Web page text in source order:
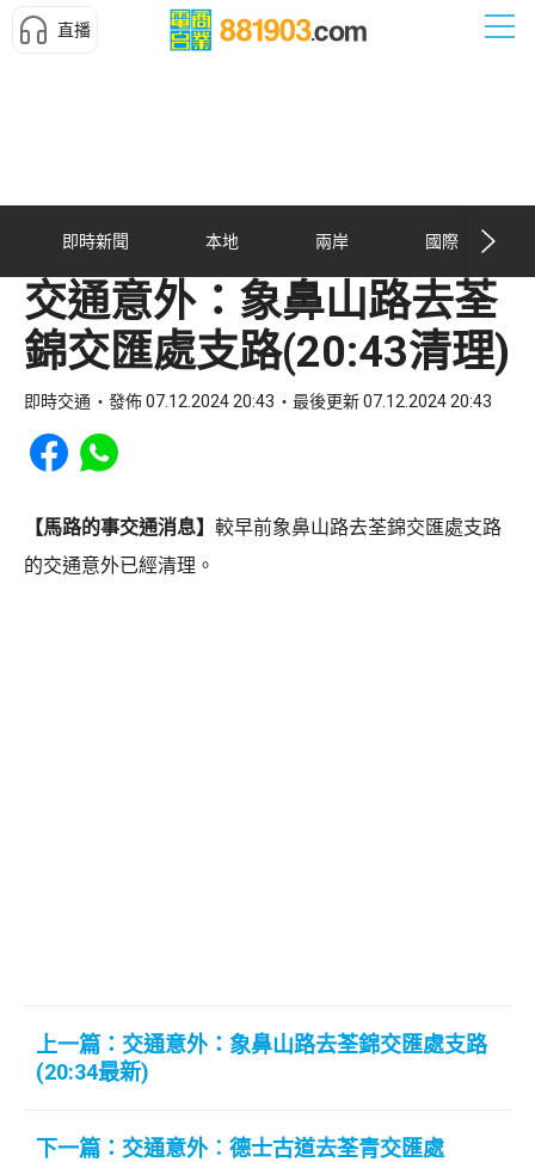
直播
即時新聞 本地 兩岸 國際
交通意外：象鼻山路去荃
錦交匯處支路(20:43清理)
即時交通 發佈 07.12.2024 20:43 最後更新 07.12.2024 20:43
Share to Facebook
Share to WhatsApp
【馬路的事交通消息】 較早前象鼻山路去荃錦交匯處支路
的交通意外已經清理。
上一篇：交通意外：象鼻山路去荃錦交匯處支路
(20:34最新)
下一篇：交通意外︰德士古道去荃青交匯處